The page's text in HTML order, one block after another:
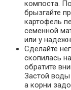
компоста.
брызгайте
картофель
семенной
или у
Сделайте
скопилась
обратите
Застой
а корни